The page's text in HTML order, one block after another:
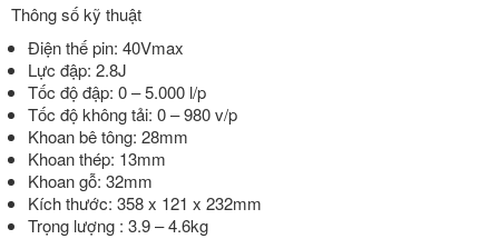
Thông số kỹ thuật
Điện thế pin: 40Vmax
Lực đập: 2.8J
Tốc độ đập: 0 – 5.000 l/p
Tốc độ không tải: 0 – 980 v/p
Khoan bê tông: 28mm
Khoan thép: 13mm
Khoan gỗ: 32mm
Kích thước: 358 x 121 x 232mm
Trọng lượng : 3.9 – 4.6kg